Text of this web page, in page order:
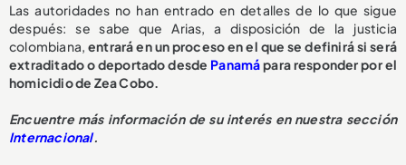
Las autoridades no han entrado en detalles de lo que sigue
después: se sabe que Arias, a disposición de la justicia
colombiana,entrará en un proceso en el que se definirá si será
extraditado o deportado desde Panamápara responder por el
homicidio de Zea Cobo.
Encuentre más información de su interés en nuestra sección
Internacional.